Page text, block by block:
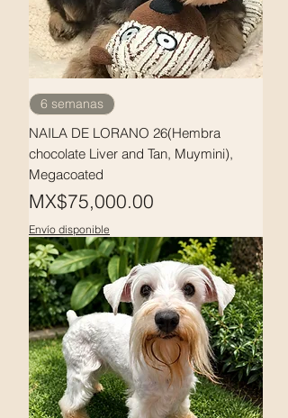
6 semanas
NAILA DE LORANO 26(Hembra
chocolate Liver and Tan, Muymini),
Megacoated
Price
MX$75,000.00
Envío disponible